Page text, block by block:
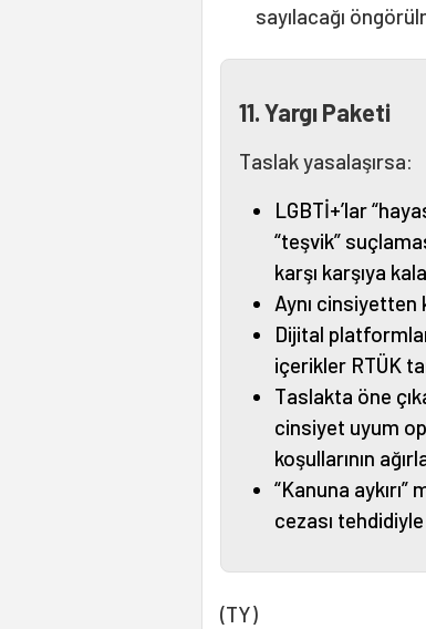
sayılacağı
11. Yargı Paketi
Taslak yasalaşırsa:
LGBTİ+’lar
“teşvik”
karşı karşıya
Aynı cinsiyetten
Dijital
içerikler RTÜK
Taslakta öne
cinsiyet uyum
koşullarının
“Kanuna
cezası
(TY)